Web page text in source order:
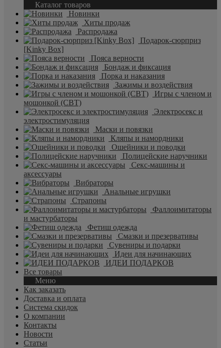
Каталог товаров
Новинки
Хиты продаж
Распродажа
Подарок-сюрприз
[Kinky Box]
Пояса верности
Бондаж и фиксация
Порка и наказания
Зажимы и воздействия
Игры с членом и
мошонкой (CBT)
Электросекс и
электростимуляция
Маски и повязки
Кляпы и намордники
Ошейники и поводки
Полицейские наручники
Секс-машины и
аксессуары
Вибраторы
Анальные игрушки
Страпоны
Фаллоимитаторы
и мастурбаторы
Фетиш одежда
Смазки и презервативы
Сувениры и подарки
Идеи для начинающих
ИДЕИ ПОДАРКОВ
Все товары
Меню
Как заказать
Доставка и оплата
Система скидок
О компании
Контакты
Новости
Статьи